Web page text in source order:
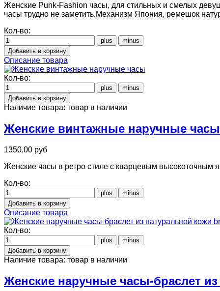
Женские Punk-Fashion часы, для стильных и смелых
часы трудно не заметить.Механизм Япония, ремешок
Кол-во:
Описание товара
Кол-во:
Наличие товара: товар в наличии
Женские винтажные наручные
1350,00 руб
Женские часы в ретро стиле с кварцевым высокоточным
Кол-во:
Описание товара
Кол-во:
Наличие товара: товар в наличии
Женские наручные часы-браслет